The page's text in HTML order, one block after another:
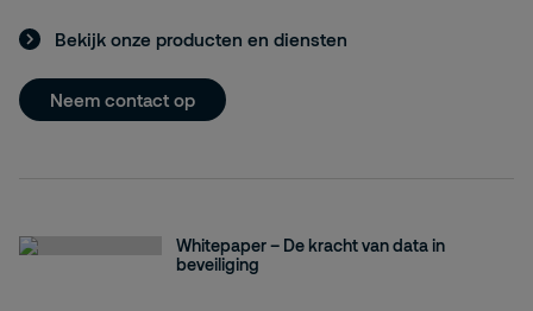
Bekijk onze producten en diensten
Neem contact op
Whitepaper – De kracht van data in
beveiliging